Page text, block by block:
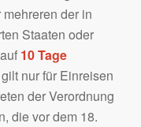
der in
Staaten oder
10 Tage
nur für Einreisen
der Verordnung
die vor dem 18.